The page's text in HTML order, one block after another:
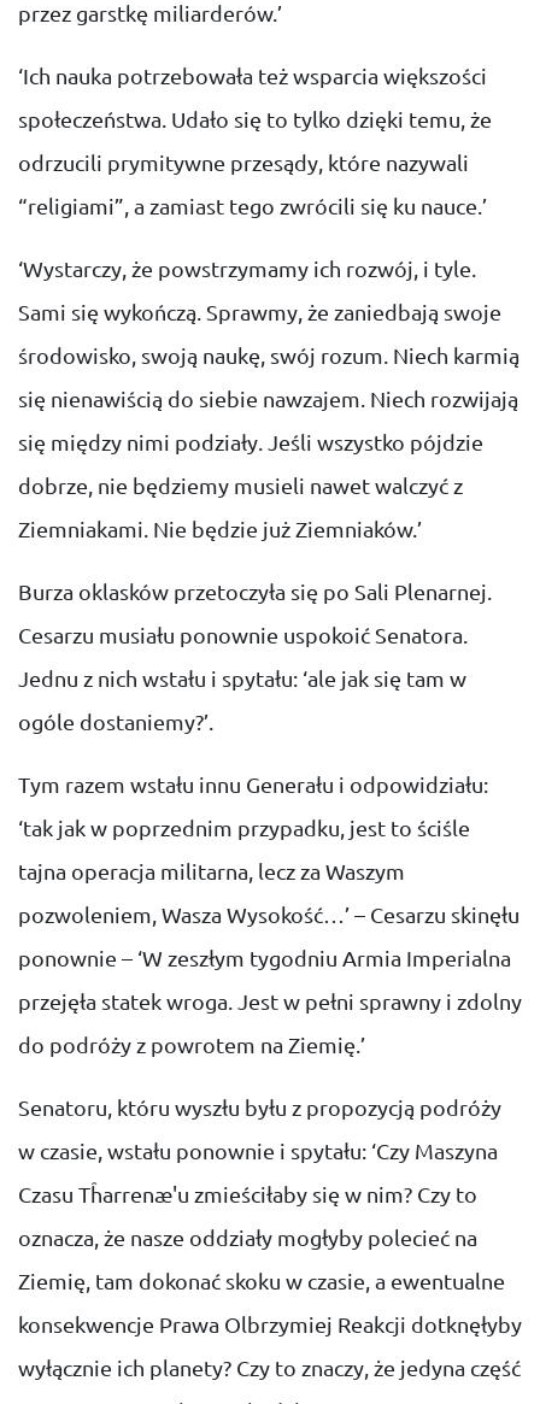
przez garstkę miliarderów.’
‘Ich nauka potrzebowała też wsparcia większości
społeczeństwa. Udało się to tylko dzięki temu, że
odrzucili prymitywne przesądy, które nazywali
“religiami”, a zamiast tego zwrócili się ku nauce.’
‘Wystarczy, że powstrzymamy ich rozwój, i tyle.
Sami się wykończą. Sprawmy, że zaniedbają swoje
środowisko, swoją naukę, swój rozum. Niech karmią
się nienawiścią do siebie nawzajem. Niech rozwijają
się między nimi podziały. Jeśli wszystko pójdzie
dobrze, nie będziemy musieli nawet walczyć z
Ziemniakami. Nie będzie już Ziemniaków.’
Burza oklasków przetoczyła się po Sali Plenarnej.
Cesarzu musiału ponownie uspokoić Senatora.
Jednu z nich wstału i spytału: ‘ale jak się tam w
ogóle dostaniemy?’.
Tym razem wstału innu Generału i odpowidziału:
‘tak jak w poprzednim przypadku, jest to ściśle
tajna operacja militarna, lecz za Waszym
pozwoleniem, Wasza Wysokość…’ – Cesarzu skinęłu
ponownie – ‘W zeszłym tygodniu Armia Imperialna
przejęła statek wroga. Jest w pełni sprawny i zdolny
do podróży z powrotem na Ziemię.’
Senatoru, któru wyszłu byłu z propozycją podróży
w czasie, wstału ponownie i spytału: ‘Czy Maszyna
Czasu Tĥarrenæ'u zmieściłaby się w nim? Czy to
oznacza, że nasze oddziały mogłyby polecieć na
Ziemię, tam dokonać skoku w czasie, a ewentualne
konsekwencje Prawa Olbrzymiej Reakcji dotknęłyby
wyłącznie ich planety? Czy to znaczy, że jedyna część